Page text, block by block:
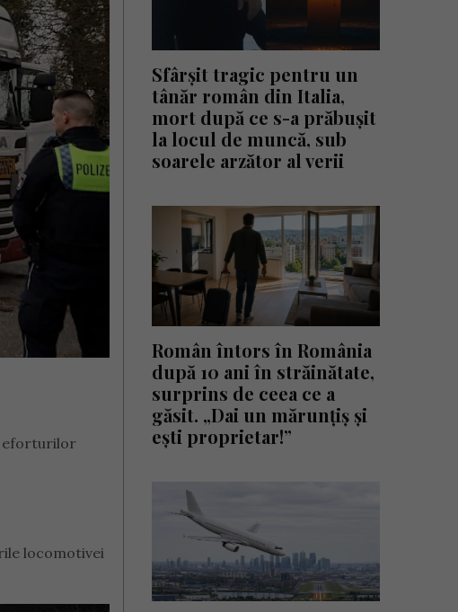
eforturilor
locomotivei
Sfârșit tragic pentru un
tânăr român din Italia,
mort după ce s-a prăbușit
la locul de muncă, sub
soarele arzător al verii
Român întors în România
după 10 ani în străinătate,
surprins de ceea ce a
găsit. „Dai un mărunțiș și
ești proprietar!”